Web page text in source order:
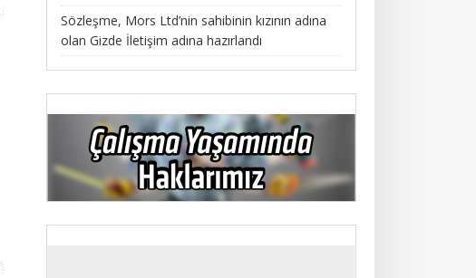
Sözleşme, Mors Ltd’nin sahibinin kızının adına
olan Gizde İletişim adına hazırlandı